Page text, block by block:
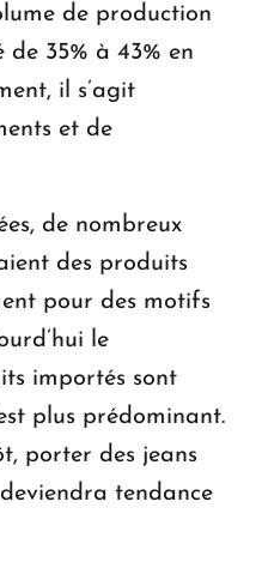
de production
35% à 43% en
il s’agit
et de
de nombreux
des produits
pour des motifs
le
importés sont
plus prédominant.
porter des jeans
tendance